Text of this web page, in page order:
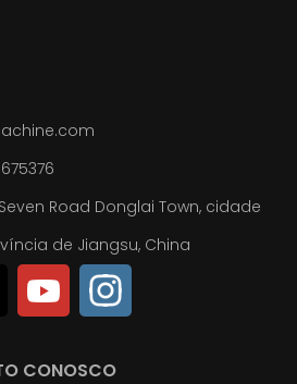
Road Donglai Town, cidade
de Jiangsu, China
CONOSCO